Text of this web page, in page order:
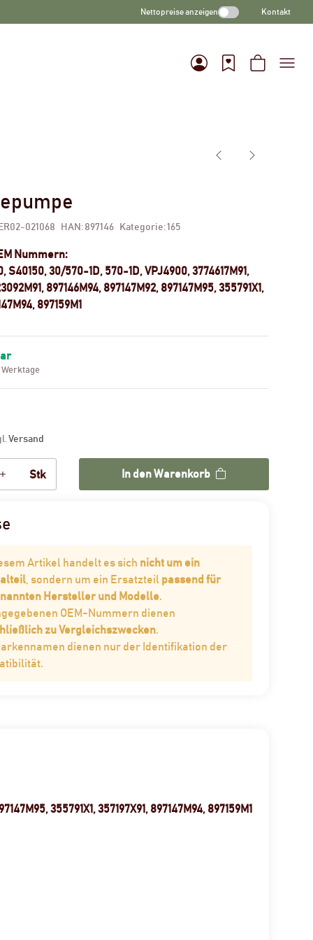
Nettopreise anzeigen Kontakt
ER02-021068 HAN: 897146 Kategorie:165
Nummern:
S40150, 30/570-1D, 570-1D, VPJ4900, 3774617M91,
897146M94, 897147M92, 897147M95, 355791X1,
897159M1
Werktage
Versand
Stk In den Warenkorb
Artikel handelt es sich nicht um ein
, sondern um ein Ersatzteil passend für
Hersteller und Modelle.
OEM-Nummern dienen
zu Vergleichszwecken.
dienen nur der Identifikation der
355791X1, 357197X91, 897147M94, 897159M1